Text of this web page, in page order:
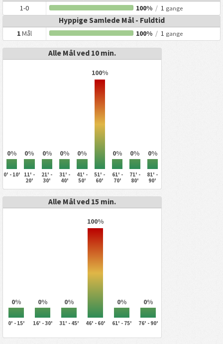
1-0 100% / 1 gange
Hyppige Samlede Mål - Fuldtid
1Mål 100% / 1 gange
Alle Mål ved 10 min.
0% 0% 0% 0% 0%
100%
0% 0% 0%
0' - 10'
11' -
20'
21' -
30'
31' -
40'
41' -
50'
51' -
60'
61' -
70'
71' -
80'
81' -
90'
Alle Mål ved 15 min.
0% 0% 0%
100%
0% 0%
0' - 15' 16' - 30' 31' - 45' 46' - 60' 61' - 75' 76' - 90'